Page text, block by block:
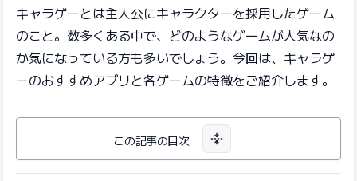
キャラゲーとは主人公にキャラクターを採用したゲーム
のこと。数多くある中で、どのようなゲームが人気なの
か気になっている方も多いでしょう。今回は、キャラゲ
ーのおすすめアプリと各ゲームの特徴をご紹介します。
この記事の目次 目次を開く